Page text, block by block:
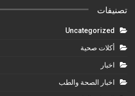
تصنيفات
Uncategorized
أكلات صحية
اخبار
اخبار الصحة والطب